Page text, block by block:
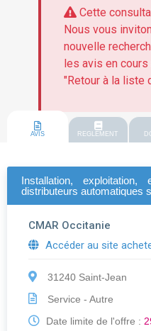
Cette
Nous vous
nouvelle
les avis en
"Retour à la liste
AVIS REGLEMENT
Installation,
distributeurs automatiques
CMAR Occitanie
Accéder au site
31240 Saint-Jean
Service - Autre
Date limite de l'offre :